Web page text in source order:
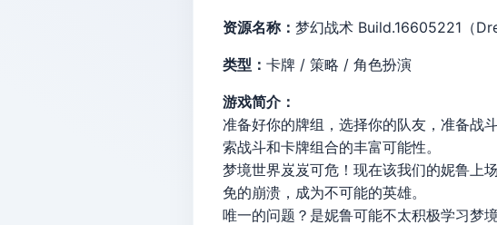
资源名称： 梦幻战术 Build.16605221（
类型： 卡牌 / 策略 / 角色扮演
游戏简介：
准备好你的牌组，选择你的队友，准备战
索战斗和卡牌组合的丰富可能性。
梦境世界岌岌可危！现在该我们的妮鲁上
免的崩溃，成为不可能的英雄。
唯一的问题？是妮鲁可能不太积极学习梦